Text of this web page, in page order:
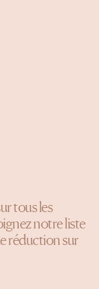
tous les
notre liste
réduction sur